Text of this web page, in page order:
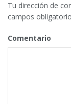
Tu dirección de
campos
Comentario